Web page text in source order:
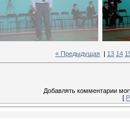
« Предыдущая 13 14
Добавлять комментарии
[